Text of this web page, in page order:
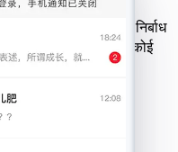
ऑपरेटिंग सिस्टम पर निर्बाध
करता है। शून्य अलर्ट, कोई
है।